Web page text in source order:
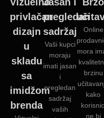
privlačan
dizajn
u
skladu
sa
imidžom
brenda
pregledan
sadržaj
Vaši kupci
moraju
imati jasan
i
pregledan
sadržaj
vaših
Online
mora
brzinu
kako
ne bi